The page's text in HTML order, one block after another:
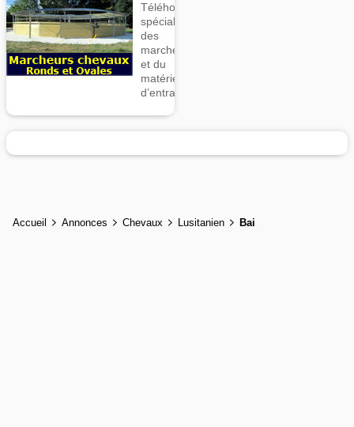
Téléhorse,
spécialiste
des
marcheurs
et du
matériel
d’entrainement
Accueil Annonces Chevaux Lusitanien Bai